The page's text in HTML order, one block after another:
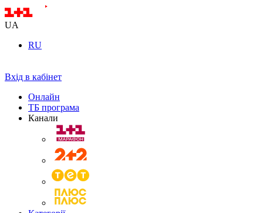
UA
RU
Вхід в кабінет
Онлайн
ТБ програма
Канали